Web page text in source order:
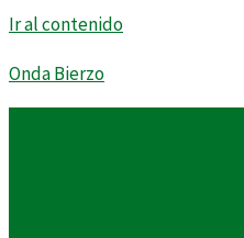
Ir al contenido
Onda Bierzo